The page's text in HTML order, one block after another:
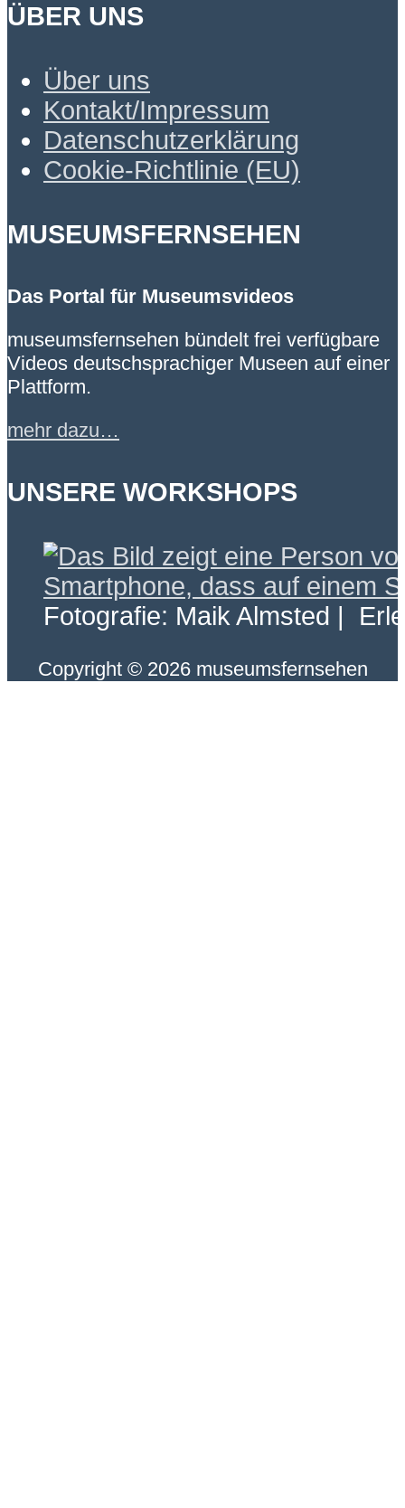
ÜBER UNS
Über uns
Kontakt/Impressum
Datenschutzerklärung
Cookie-Richtlinie (EU)
MUSEUMSFERNSEHEN
Das Portal für Museumsvideos
museumsfernsehen bündelt frei verfügbare
Videos deutschsprachiger Museen auf einer
Plattform.
mehr dazu…
UNSERE WORKSHOPS
Fotografie: Maik Almsted |
Copyright © 2026 museumsfernsehen